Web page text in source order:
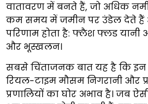
वातावरण में बनते हैं, जो अधिक
कम समय में जमीन पर उंडेल देते हैं
परिणाम होता है: फ्लैश फ्लड यानी
और भूस्खलन।
सबसे चिंताजनक बात यह है कि इन
रियल-टाइम मौसम निगरानी और
प्रणालियों का घोर अभाव है। जब